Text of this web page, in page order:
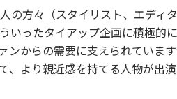
の方々（スタイリスト、エディ
いったタイアップ企画に積極的
ンからの需要に支えられていま
、より親近感を持てる人物が出